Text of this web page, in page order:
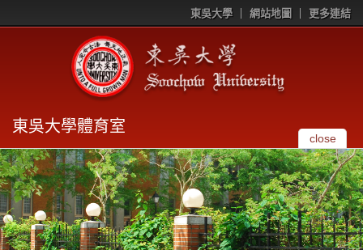
東吳大學 網站地圖 更多連結
東吳大學體育室
close